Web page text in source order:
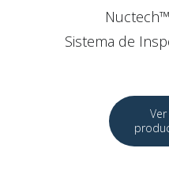
Sistema de